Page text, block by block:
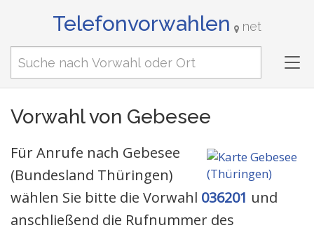
Telefonvorwahlen net
Vorwahl von Gebesee
Für Anrufe nach Gebesee
(Bundesland Thüringen)
wählen Sie bitte die Vorwahl 036201 und
anschließend die Rufnummer des